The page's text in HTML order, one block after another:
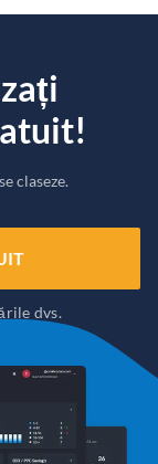
claseze.
dvs.